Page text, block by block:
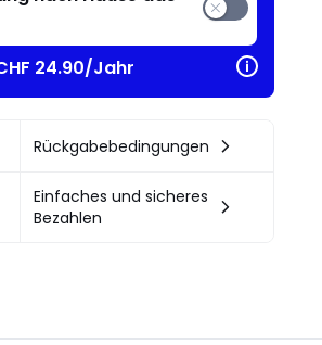
24.90/Jahr
Rückgabebedingungen
Einfaches und sicheres
Bezahlen